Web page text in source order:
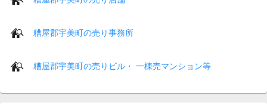
糟屋郡宇美町の売り事務所
糟屋郡宇美町の売りビル・ 一棟売マンション等